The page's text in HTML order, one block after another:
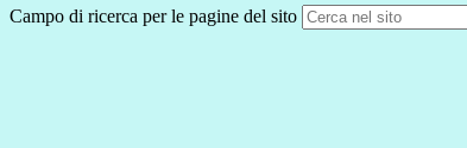
Campo di ricerca per le pagine del sito